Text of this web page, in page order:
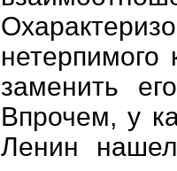
нетерпимого
заменить
Впрочем, у
Ленин